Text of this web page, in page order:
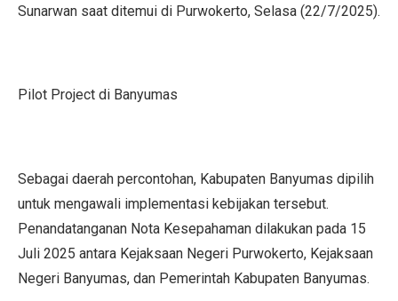
Sunarwan saat ditemui di Purwokerto, Selasa (22/7/2025).
Pilot Project di Banyumas
Sebagai daerah percontohan, Kabupaten Banyumas dipilih
untuk mengawali implementasi kebijakan tersebut.
Penandatanganan Nota Kesepahaman dilakukan pada 15
Juli 2025 antara Kejaksaan Negeri Purwokerto, Kejaksaan
Negeri Banyumas, dan Pemerintah Kabupaten Banyumas.